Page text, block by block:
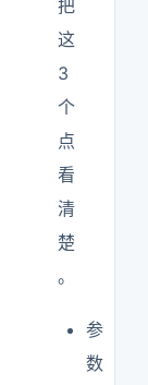
把
这
3
个
点
看
清
楚
。
参
数